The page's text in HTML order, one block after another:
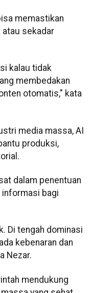
memastikan
sekadar
kalau tidak
membedakan
otomatis," kata
media massa, AI
produksi,
dalam penentuan
informasi bagi
Di tengah dominasi
kebenaran dan
Nezar.
mendukung